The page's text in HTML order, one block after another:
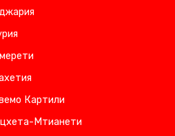
Картили
Мтианети